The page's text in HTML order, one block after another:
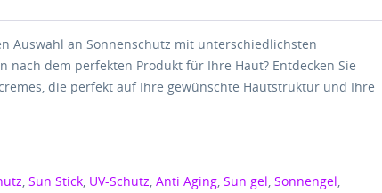
Auswahl an Sonnenschutz mit unterschiedlichsten
nach dem perfekten Produkt für Ihre Haut? Entdecken Sie
die perfekt auf Ihre gewünschte Hautstruktur und Ihre
,Sun Stick, UV-Schutz,Anti Aging,Sun gel,Sonnengel,